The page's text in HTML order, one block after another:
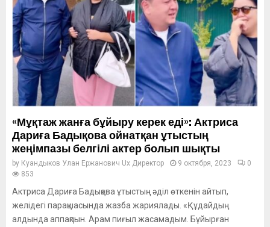
«Мұқтаж жанға бұйыру керек еді»: Актриса
Дариға Бадықова ойнатқан ұтыстың
жеңімпазы белгілі актер болып шықты
by Куандыков Улан Ержанович Ux Директор 9 октября, 2023
0
853
Актриса Дариға Бадықова ұтыстың әділ өткенін айтып,
желідегі парақшасында жазба жариялады. «Құдайдың
алдында аппақпын. Арам пиғыл жасамадым. Бұйырған